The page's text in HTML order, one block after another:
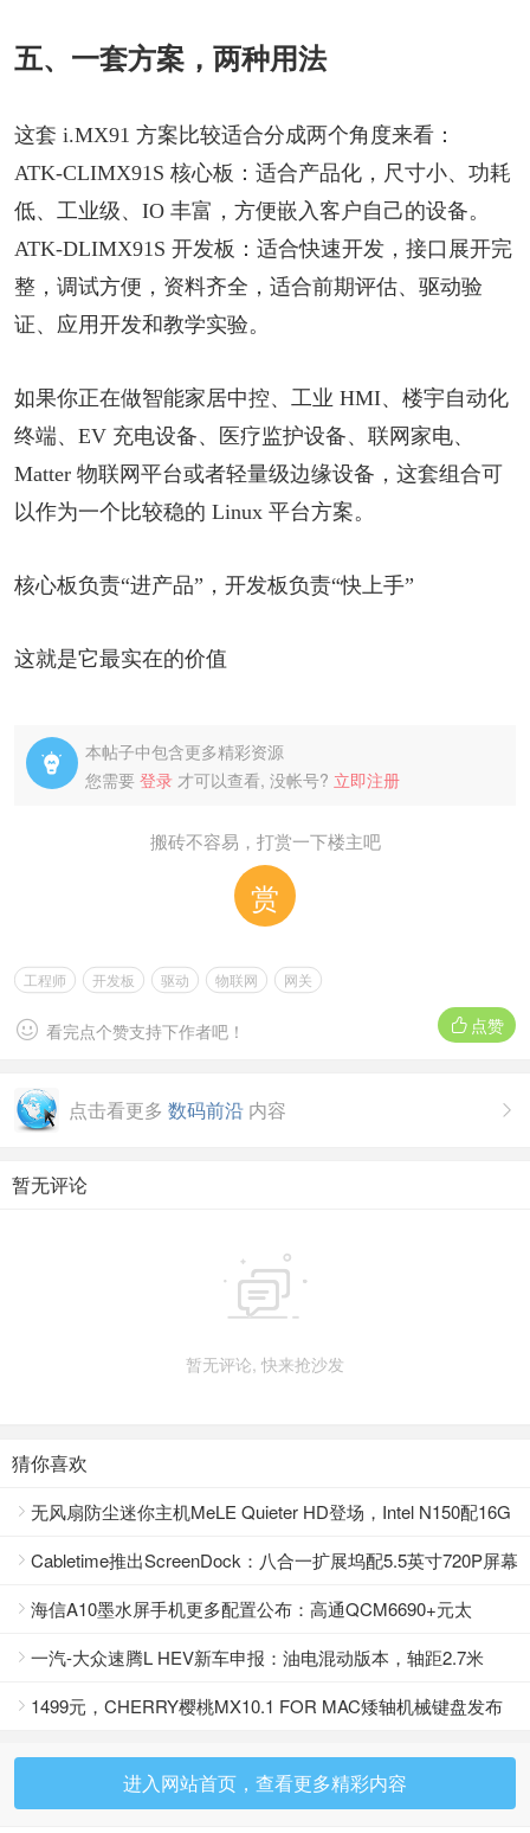
五、一套方案，两种用法
这套 i.MX91 方案比较适合分成两个角度来看：
ATK-CLIMX91S 核心板：适合产品化，尺寸小、功耗
低、工业级、IO 丰富，方便嵌入客户自己的设备。
ATK-DLIMX91S 开发板：适合快速开发，接口展开完
整，调试方便，资料齐全，适合前期评估、驱动验
证、应用开发和教学实验。
如果你正在做智能家居中控、工业 HMI、楼宇自动化
终端、EV 充电设备、医疗监护设备、联网家电、
Matter 物联网平台或者轻量级边缘设备，这套组合可
以作为一个比较稳的 Linux 平台方案。
核心板负责“进产品”，开发板负责“快上手”
这就是它最实在的价值

本帖子中包含更多精彩资源
您需要 登录 才可以查看, 没帐号? 立即注册
搬砖不容易，打赏一下楼主吧
赏
工程师 开发板 驱动 物联网 网关
 点赞
 看完点个赞支持下作者吧！

点击看更多 数码前沿 内容
暂无评论

暂无评论, 快来抢沙发
猜你喜欢
 无风扇防尘迷你主机MeLE Quieter HD登场，Intel N150配16G
内存主打工业场景
 Cabletime推出ScreenDock：八合一扩展坞配5.5英寸720P屏幕
 海信A10墨水屏手机更多配置公布：高通QCM6690+元太
T2000双芯驱动
 一汽-大众速腾L HEV新车申报：油电混动版本，轴距2.7米
 1499元，CHERRY樱桃MX10.1 FOR MAC矮轴机械键盘发布
进入网站首页，查看更多精彩内容